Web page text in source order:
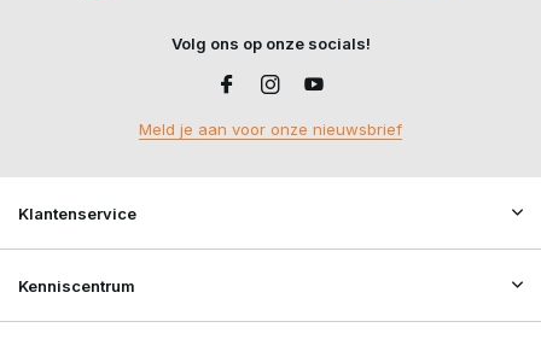
Volg ons op onze socials!
Meld je aan voor onze nieuwsbrief
Klantenservice
Kenniscentrum